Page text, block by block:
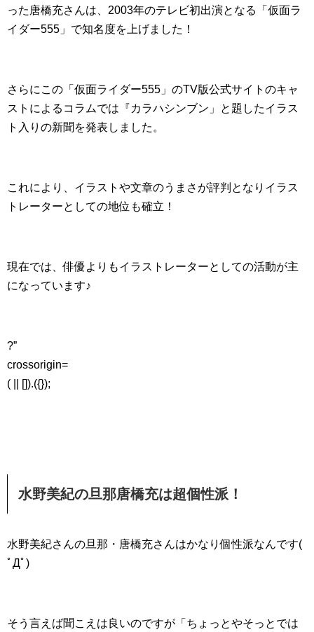
った唐橋充さんは、2003年のテレビ初出演となる「仮面ラ
イダー555」で知名度を上げました！
さらにこの「仮面ライダー555」のTV版公式サイトのキャ
ストによるコラムでは『カラハシンブン」と題したイラス
ト入りの新聞を発表しました。
これにより、イラストや文章のうまさが評判となりイラス
トレーターとしての地位も確立！
現在では、俳優よりもイラストレーターとしての活動が主
になっています♪
?”
crossorigin=
( || []).({});
水野美紀の旦那唐橋充は超個性派！
水野美紀さんの旦那・唐橋充さんはかなり個性派なんです(
ﾟДﾟ)
そう言えば聞こえは良いのですが「ちょっとやそっとでは